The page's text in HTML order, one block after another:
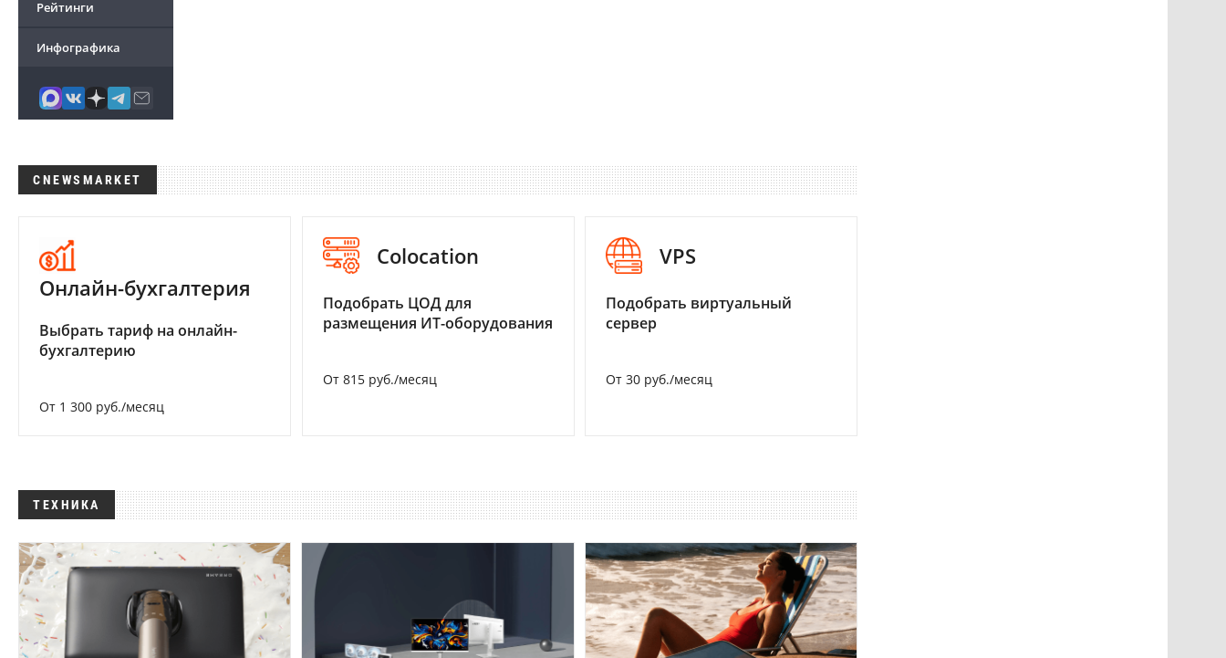
Рейтинги
Инфографика
CNEWSMARKET
Онлайн-бухгалтерия
Выбрать тариф на онлайн-
бухгалтерию
От 1 300 руб./месяц
Colocation
Подобрать ЦОД для
размещения ИТ-оборудования
От 815 руб./месяц
VPS
Подобрать виртуальный
сервер
От 30 руб./месяц
ТЕХНИКА